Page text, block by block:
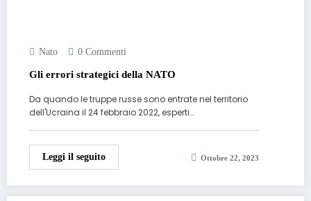
Nato 0 Commenti
Gli errori strategici della NATO
Da quando le truppe russe sono entrate nel territorio
dell'Ucraina il 24 febbraio 2022, esperti…
Leggi il seguito Ottobre 22, 2023